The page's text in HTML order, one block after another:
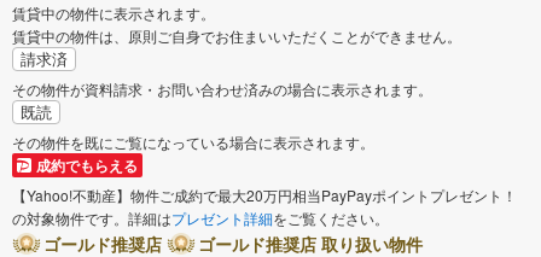
賃貸中の物件に表示されます。
賃貸中の物件は、原則ご自身でお住まいいただくことができません。
請求済
その物件が資料請求・お問い合わせ済みの場合に表示されます。
既読
その物件を既にご覧になっている場合に表示されます。
成約でもらえる
【Yahoo!不動産】物件ご成約で最大20万円相当PayPayポイントプレゼント！
の対象物件です。詳細はプレゼント詳細をご覧ください。
ゴールド推奨店
ゴールド推奨店 取り扱い物件